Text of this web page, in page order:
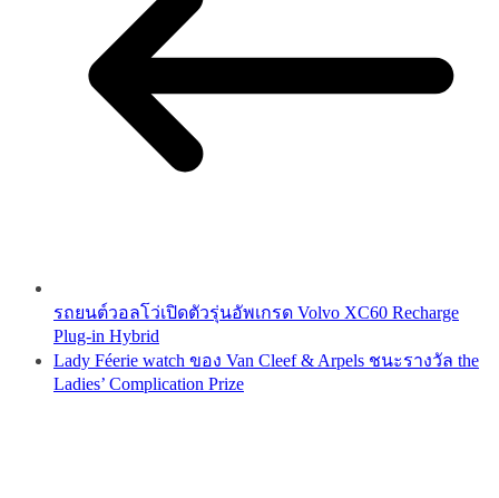
รถยนต์วอลโว่เปิดตัวรุ่นอัพเกรด Volvo XC60 Recharge
Plug-in Hybrid
Lady Féerie watch ของ Van Cleef & Arpels ชนะรางวัล the
Ladies’ Complication Prize